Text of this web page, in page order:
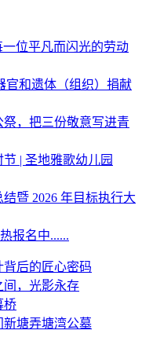
位平凡而闪光的劳动
官和遗体（组织）捐献
祭，把三份敬意写进青
| 圣地雅歌幼儿园
暨 2026 年目标执行大
报名中......
后的匠心密码
间，光影永存
桥
塘弄塘湾公墓